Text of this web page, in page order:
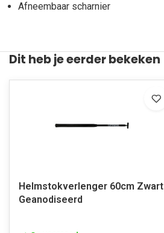
Afneembaar scharnier
Dit heb je eerder bekeken
Helmstokverlenger 60cm Zwart
Geanodiseerd